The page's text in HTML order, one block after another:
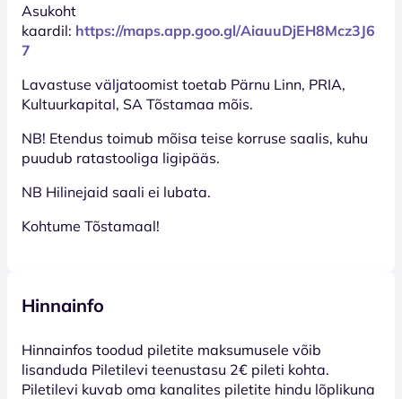
Asukoht
kaardil: https://maps.app.goo.gl/AiauuDjEH8Mcz3J6
7
Lavastuse väljatoomist toetab Pärnu Linn, PRIA,
Kultuurkapital, SA Tõstamaa mõis.
NB! Etendus toimub mõisa teise korruse saalis, kuhu
puudub ratastooliga ligipääs.
NB Hilinejaid saali ei lubata.
Kohtume Tõstamaal!
Hinnainfo
Hinnainfos toodud piletite maksumusele võib
lisanduda Piletilevi teenustasu 2€ pileti kohta.
Piletilevi kuvab oma kanalites piletite hindu lõplikuna